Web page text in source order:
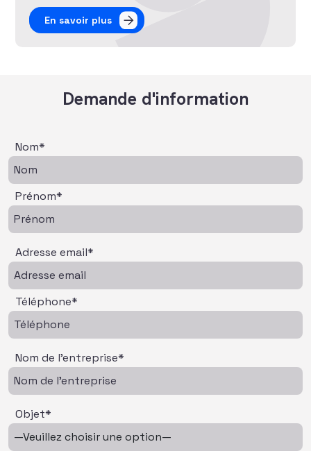
En savoir plus
Demande d'information
Nom*
Prénom*
Adresse email*
Téléphone*
Nom de l'entreprise*
Objet*